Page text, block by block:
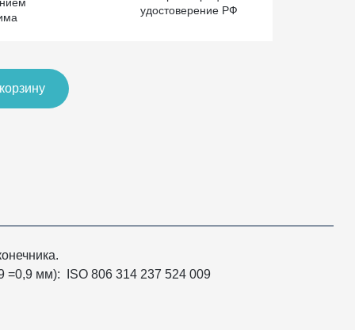
удостоверение РФ
=0,9 мм): ISO 806 314 237 524 009